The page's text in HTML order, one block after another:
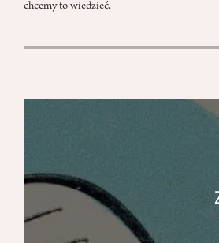
chcemy to wiedzieć.